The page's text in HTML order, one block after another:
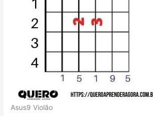
Asus9 Violão